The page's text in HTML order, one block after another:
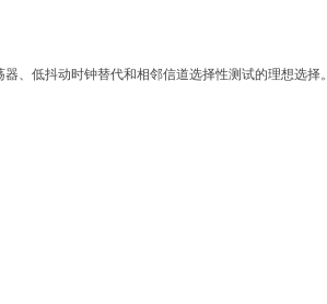
、低抖动时钟替代和相邻信道选择性测试的理想选择。